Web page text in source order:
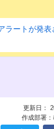
ラートが発表
更新日：
作成部署：